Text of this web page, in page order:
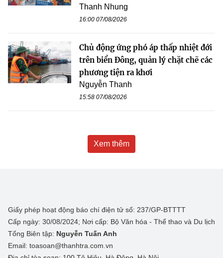
Thanh Nhung
16:00 07/08/2026
Chủ động ứng phó áp thấp nhiệt đới
trên biển Đông, quản lý chặt chẽ các
phương tiện ra khơi
Nguyễn Thanh
15:58 07/08/2026
Xem thêm
Giấy phép hoạt động báo chí điện tử số: 237/GP-BTTTT
Cấp ngày: 30/08/2024; Nơi cấp: Bộ Văn hóa - Thể thao và Du lịch
Tổng Biên tập: Nguyễn Tuấn Anh
Email: toasoan@thanhtra.com.vn